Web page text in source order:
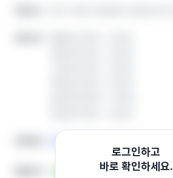
0508-0323-3378
0508-0323-3378
로그인하고
바로 확인하세요.